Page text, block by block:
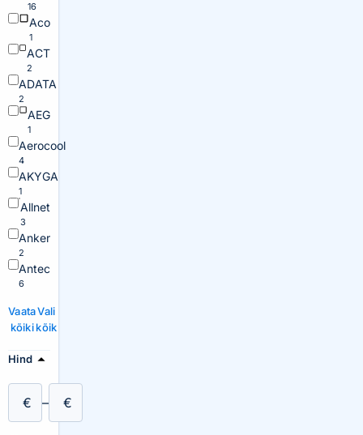
16
Aco
1
ACT
2
ADATA
2
AEG
1
Aerocool
4
AKYGA
1
Allnet
3
Anker
2
Antec
6
Vaata
kõiki
Vali
kõik
Hind
€ – €